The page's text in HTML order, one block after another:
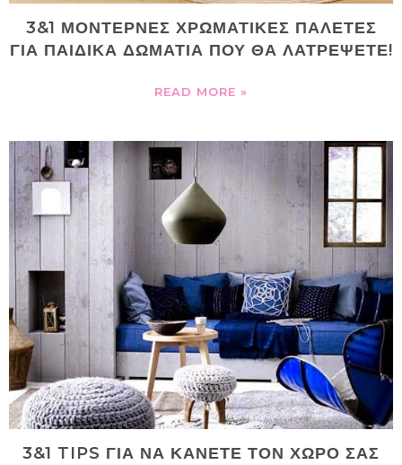
3&1 ΜΟΝΤΕΡΝΕΣ ΧΡΩΜΑΤΙΚΕΣ ΠΑΛΕΤΕΣ
ΓΙΑ ΠΑΙΔΙΚΑ ΔΩΜΑΤΙΑ ΠΟΥ ΘΑ ΛΑΤΡΕΨΕΤΕ!
READ MORE »
3&1 TIPS ΓΙΑ ΝΑ ΚΑΝΕΤΕ ΤΟΝ ΧΩΡΟ ΣΑΣ